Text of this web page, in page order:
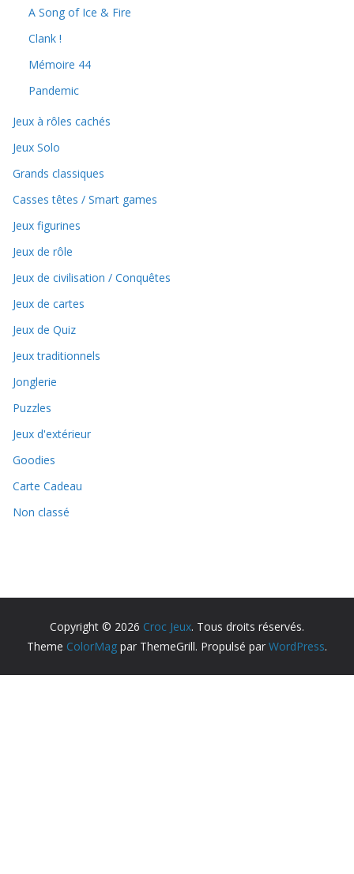
A Song of Ice & Fire
Clank !
Mémoire 44
Pandemic
Jeux à rôles cachés
Jeux Solo
Grands classiques
Casses têtes / Smart games
Jeux figurines
Jeux de rôle
Jeux de civilisation / Conquêtes
Jeux de cartes
Jeux de Quiz
Jeux traditionnels
Jonglerie
Puzzles
Jeux d'extérieur
Goodies
Carte Cadeau
Non classé
Copyright © 2026 Croc Jeux. Tous droits réservés.
Theme ColorMag par ThemeGrill. Propulsé par WordPress.